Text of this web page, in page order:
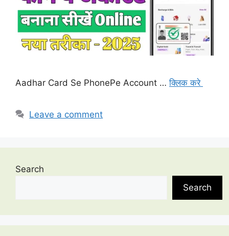
Aadhar Card Se PhonePe Account …क्लिक करे
Leave a comment
Search
Search